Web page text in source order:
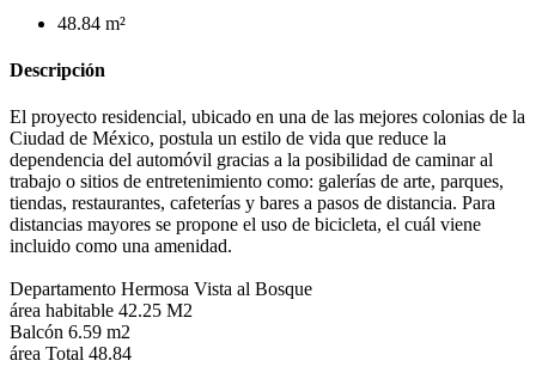
48.84 m²
Descripción
El proyecto residencial, ubicado en una de las mejores colonias de la
Ciudad de México, postula un estilo de vida que reduce la
dependencia del automóvil gracias a la posibilidad de caminar al
trabajo o sitios de entretenimiento como: galerías de arte, parques,
tiendas, restaurantes, cafeterías y bares a pasos de distancia. Para
distancias mayores se propone el uso de bicicleta, el cuál viene
incluido como una amenidad.
Departamento Hermosa Vista al Bosque
área habitable 42.25 M2
Balcón 6.59 m2
área Total 48.84